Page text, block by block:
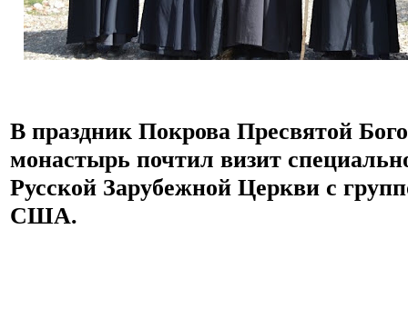
В праздник Покрова Пресвятой
монастырь почтил визит
Русской Зарубежной Церкви с
США.